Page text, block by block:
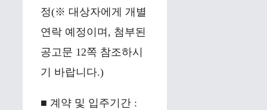
정(※ 대상자에게 개별
연락 예정이며, 첨부된
공고문 12쪽 참조하시
기 바랍니다.)
■ 계약 및 입주기간 :